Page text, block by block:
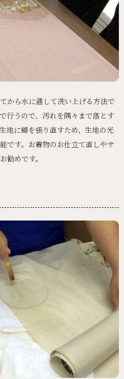
から水に通して洗い上げる方法で
行うので、汚れを隅々まで落とす
地に糊を張り直すため、生地の光
です。お着物のお仕立て直しやサ
勧めです。